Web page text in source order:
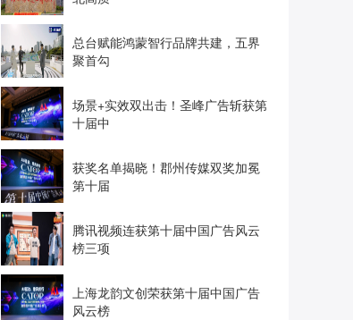
总台赋能鸿蒙智行品牌共建，五界
聚首勾
场景+实效双出击！圣峰广告斩获第
十届中
获奖名单揭晓！郡州传媒双奖加冕
第十届
腾讯视频连获第十届中国广告风云
榜三项
上海龙韵文创荣获第十届中国广告
风云榜